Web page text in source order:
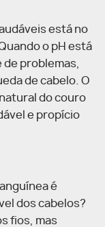
está no
o pH está
problemas,
de cabelo. O
do couro
e propício
é
dos cabelos?
fios, mas